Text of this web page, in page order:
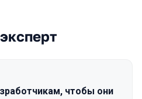
чтобы они